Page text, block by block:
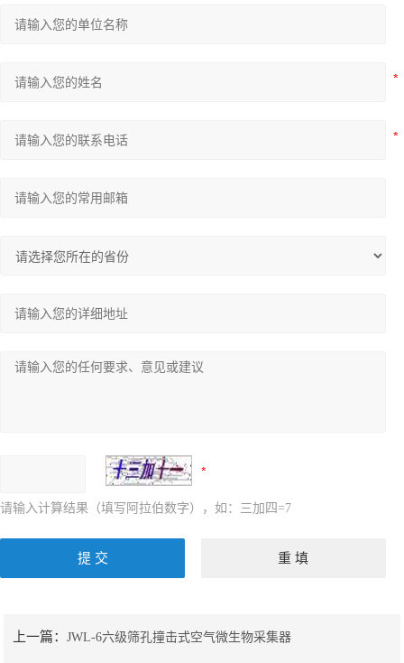
请输入计算结果（填写阿拉伯数字），如：三加四=7
上一篇：JWL-6六级筛孔撞击式空气微生物采集器